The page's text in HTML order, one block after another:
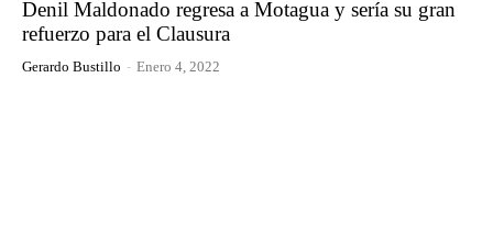
Denil Maldonado regresa a Motagua y sería su gran
refuerzo para el Clausura
Gerardo Bustillo - Enero 4, 2022